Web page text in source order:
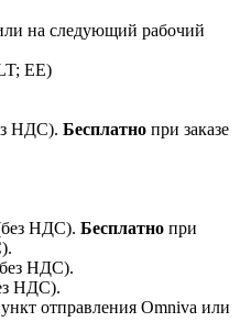
на следующий рабочий
EE)
НДС). Бесплатно при заказе
НДС). Бесплатно при
НДС).
НДС).
отправления Omniva или